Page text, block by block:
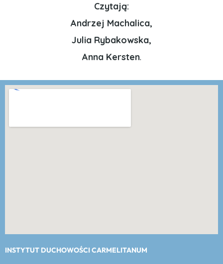
Czytają:
Andrzej Machalica,
Julia Rybakowska,
Anna Kersten.
INSTYTUT DUCHOWOŚCI CARMELITANUM